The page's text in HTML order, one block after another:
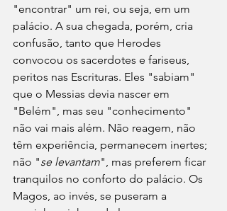
"encontrar" um rei, ou seja, em um
palácio. A sua chegada, porém, cria
confusão, tanto que Herodes
convocou os sacerdotes e fariseus,
peritos nas Escrituras. Eles "sabiam"
que o Messias devia nascer em
"Belém", mas seu "conhecimento"
não vai mais além. Não reagem, não
têm experiência, permanecem inertes;
não "se levantam", mas preferem ficar
tranquilos no conforto do palácio. Os
Magos, ao invés, se puseram a